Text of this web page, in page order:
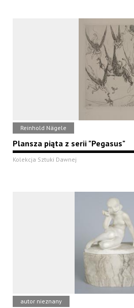
Reinhold Nägele
Plansza piąta z serii "Pegasus"
Kolekcja Sztuki Dawnej
autor nieznany